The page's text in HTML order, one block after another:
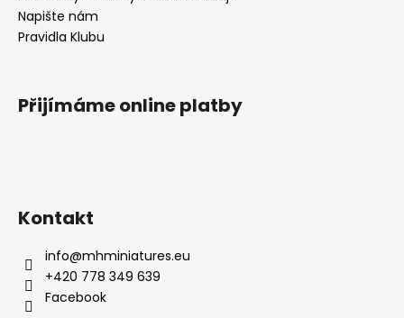
Napište nám
Pravidla Klubu
Přijímáme online platby
Kontakt
info@mhminiatures.eu
+420 778 349 639
Facebook